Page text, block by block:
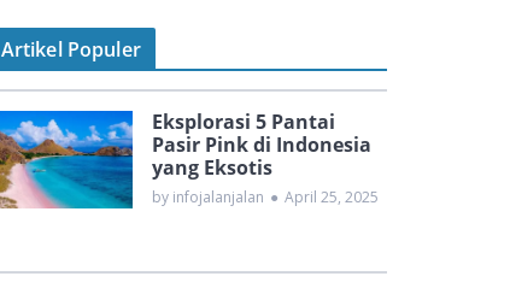
Artikel Populer
Eksplorasi 5 Pantai
Pasir Pink di Indonesia
yang Eksotis
by infojalanjalan ● April 25, 2025